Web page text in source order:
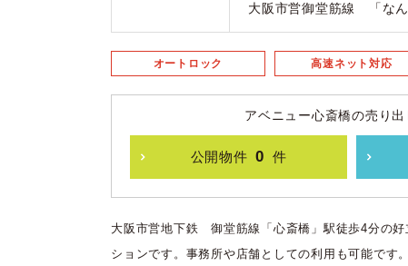
大阪市営御堂筋線 「な
オートロック 高速ネット対応
アベニュー心斎橋の売り出
公開物件 0 件
大阪市営地下鉄 御堂筋線「心斎橋」駅徒歩4分の好
ションです。事務所や店舗としての利用も可能です